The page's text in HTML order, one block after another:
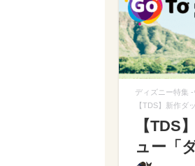
ディズニー特集
【TDS】新作ダ
【TDS
ュー「